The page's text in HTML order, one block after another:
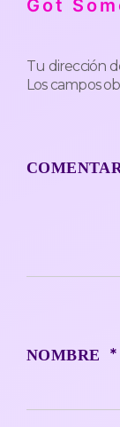
Got
Tu dirección
Los campos
NOMBRE *